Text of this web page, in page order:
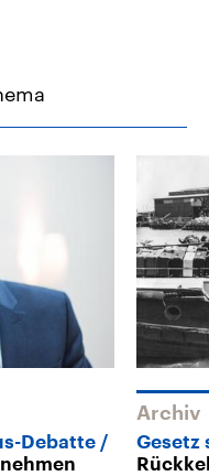
Debatte
Archiv
Gesetz